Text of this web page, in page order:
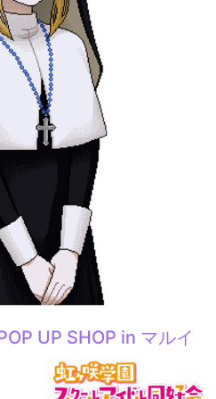
UP SHOP in マルイ